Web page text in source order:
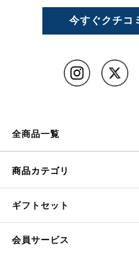
今すぐクチコ
全商品一覧
商品カテゴリ
ギフトセット
会員サービス